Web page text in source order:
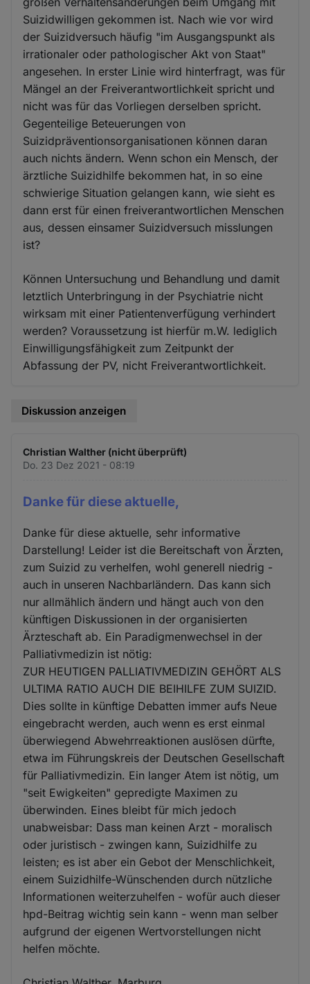
Suizidwilligen gekommen ist. Nach wie vor wird
der Suizidversuch häufig "im Ausgangspunkt als
irrationaler oder pathologischer Akt von Staat"
angesehen. In erster Linie wird hinterfragt, was für
Mängel an der Freiverantwortlichkeit spricht und
nicht was für das Vorliegen derselben spricht.
Gegenteilige Beteuerungen von
Suizidpräventionsorganisationen können daran
auch nichts ändern. Wenn schon ein Mensch, der
ärztliche Suizidhilfe bekommen hat, in so eine
schwierige Situation gelangen kann, wie sieht es
dann erst für einen freiverantwortlichen Menschen
aus, dessen einsamer Suizidversuch misslungen
ist?
Können Untersuchung und Behandlung und damit
letztlich Unterbringung in der Psychiatrie nicht
wirksam mit einer Patientenverfügung verhindert
werden? Voraussetzung ist hierfür m.W. lediglich
Einwilligungsfähigkeit zum Zeitpunkt der
Abfassung der PV, nicht Freiverantwortlichkeit.
Diskussion anzeigen
Christian Walther (nicht überprüft)
Do. 23 Dez 2021 - 08:19
Danke für diese aktuelle,
Danke für diese aktuelle, sehr informative
Darstellung! Leider ist die Bereitschaft von Ärzten,
zum Suizid zu verhelfen, wohl generell niedrig -
auch in unseren Nachbarländern. Das kann sich
nur allmählich ändern und hängt auch von den
künftigen Diskussionen in der organisierten
Ärzteschaft ab. Ein Paradigmenwechsel in der
Palliativmedizin ist nötig:
ZUR HEUTIGEN PALLIATIVMEDIZIN GEHÖRT ALS
ULTIMA RATIO AUCH DIE BEIHILFE ZUM SUIZID.
Dies sollte in künftige Debatten immer aufs Neue
eingebracht werden, auch wenn es erst einmal
überwiegend Abwehrreaktionen auslösen dürfte,
etwa im Führungskreis der Deutschen Gesellschaft
für Palliativmedizin. Ein langer Atem ist nötig, um
"seit Ewigkeiten" gepredigte Maximen zu
überwinden. Eines bleibt für mich jedoch
unabweisbar: Dass man keinen Arzt - moralisch
oder juristisch - zwingen kann, Suizidhilfe zu
leisten; es ist aber ein Gebot der Menschlichkeit,
einem Suizidhilfe-Wünschenden durch nützliche
Informationen weiterzuhelfen - wofür auch dieser
hpd-Beitrag wichtig sein kann - wenn man selber
aufgrund der eigenen Wertvorstellungen nicht
helfen möchte.